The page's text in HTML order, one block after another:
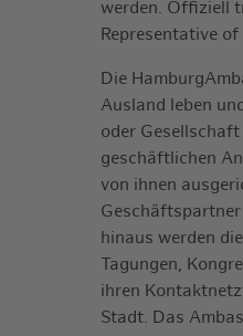
werden. Offiziell
Representative
Die
Ausland leben
oder
geschäftlichen
von ihnen
Geschäftspartner
hinaus werden
Tagungen,
ihren
Stadt. Das